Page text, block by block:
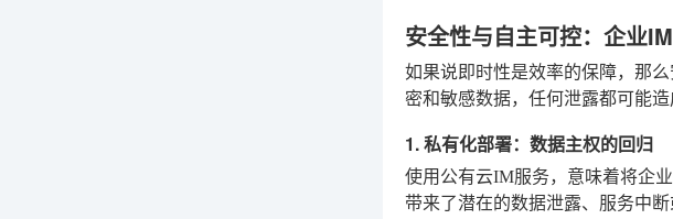
安全性与自主可控：企业
如果说即时性是效率的保障，那
密和敏感数据，任何泄露都可能造
1. 私有化部署：数据主权的回归
使用公有云IM服务，意味着将企
带来了潜在的数据泄露、服务中